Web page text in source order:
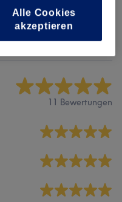
11 Bewertungen
Alle Cookies
akzeptieren